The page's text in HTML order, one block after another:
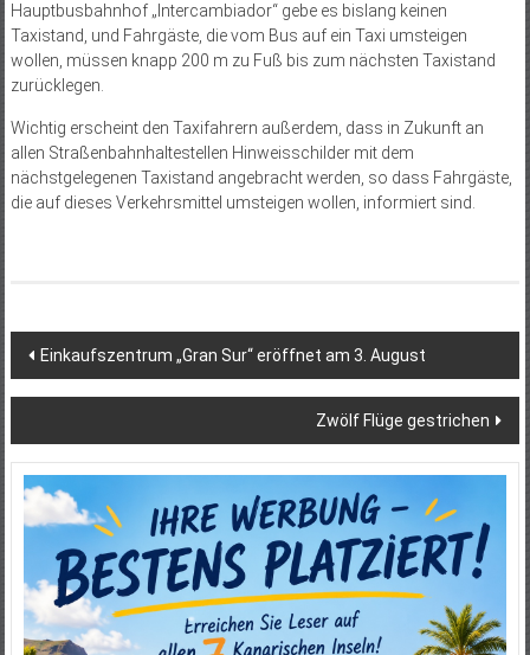
Hauptbusbahnhof „Intercambiador“ gebe es bislang keinen
Taxistand, und Fahrgäste, die vom Bus auf ein Taxi umsteigen
wollen, müssen knapp 200 m zu Fuß bis zum nächsten Taxistand
zurücklegen.
Wichtig erscheint den Taxifahrern außerdem, dass in Zukunft an
allen Straßenbahnhaltestellen Hinweisschilder mit dem
nächstgelegenen Taxistand angebracht werden, so dass Fahrgäste,
die auf dieses Verkehrsmittel umsteigen wollen, informiert sind.
Beitragsnavigation
Einkaufszentrum „Gran Sur“ eröffnet am 3. August
Zwölf Flüge gestrichen